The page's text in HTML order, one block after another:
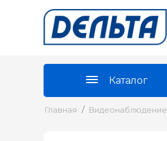
Каталог
Главная / Видеонаблюдение